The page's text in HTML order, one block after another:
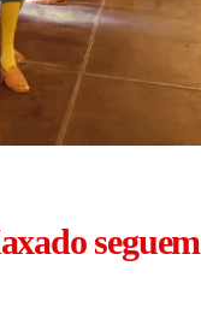
seguem